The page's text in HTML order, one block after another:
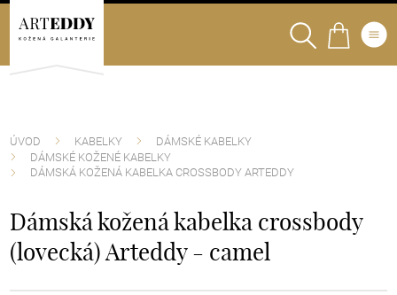
ÚVOD KABELKY
DÁMSKÉ KABELKY
DÁMSKÉ KOŽENÉ KABELKY
DÁMSKÁ KOŽENÁ KABELKA CROSSBODY ARTEDDY
Dámská kožená kabelka crossbody
(lovecká) Arteddy - camel